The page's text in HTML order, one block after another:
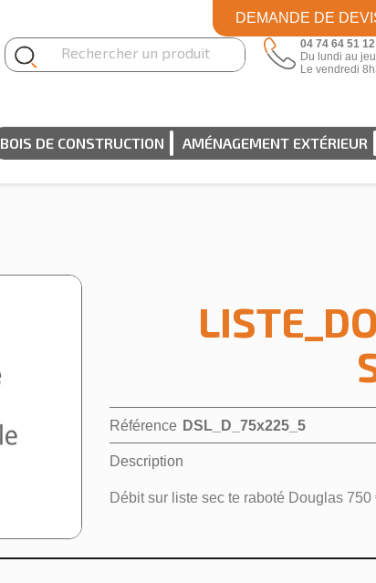
DEMANDE DE
04 74 64 51 12
Du lundi au
Le vendredi
BOIS DE CONSTRUCTION AMÉNAGEMENT EXTÉRIEUR
Référence DSL_D_75x225_5
Description
Débit sur liste sec te raboté Douglas 750